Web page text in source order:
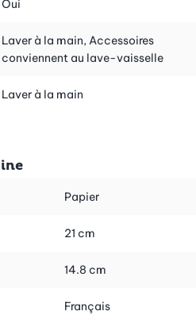
Oui
Laver à la main, Accessoires
conviennent au lave-vaisselle
Laver à la main
Papier
21 cm
14.8 cm
Français